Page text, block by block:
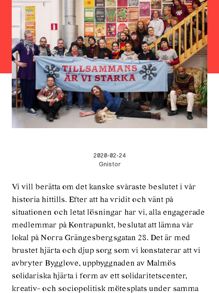
2020-02-24
Gnistor
Vi vill berätta om det kanske svåraste beslutet i vår
historia hittills. Efter att ha vridit och vänt på
situationen och letat lösningar har vi, alla engagerade
medlemmar på Kontrapunkt, beslutat att lämna vår
lokal på Norra Grängesbergsgatan 28. Det är med
brustet hjärta och djup sorg som vi konstaterar att vi
avbryter Bygglove, uppbyggnaden av Malmös
solidariska hjärta i form av ett solidaritetscenter,
kreativ- och sociopolitisk mötesplats under samma